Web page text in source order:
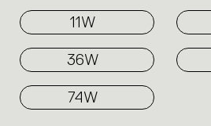
11W
36W
74W